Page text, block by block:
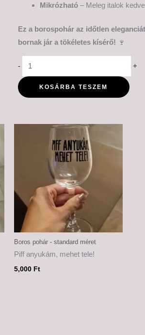
Mikrózható – Meleg italok
Ez a borospohár az időtlen
bornak jár a tökéletes kísérő! 🍷
- +
KOSÁRBA TESZEM
Boros pohár - standard méret
Piff anyukám, mehet tele!
5,000 Ft